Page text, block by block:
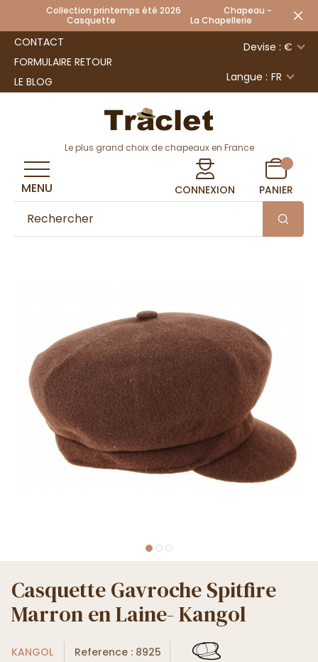
Collection printemps été 2026 Chapeau -
Casquette La Chapellerie
CONTACT
FORMULAIRE RETOUR
LE BLOG
Devise : €
Langue : FR
Le plus grand choix de chapeaux en France
CONNEXION PANIER
MENU
Casquette Gavroche Spitfire
Marron en Laine- Kangol
KANGOL Reference : 8925